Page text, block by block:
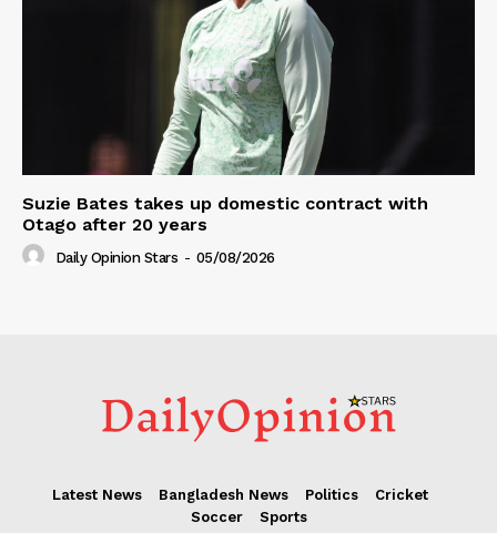
Suzie Bates takes up domestic contract with
Otago after 20 years
Daily Opinion Stars - 05/08/2026
Latest News Bangladesh News Politics
Cricket
Soccer
Sports